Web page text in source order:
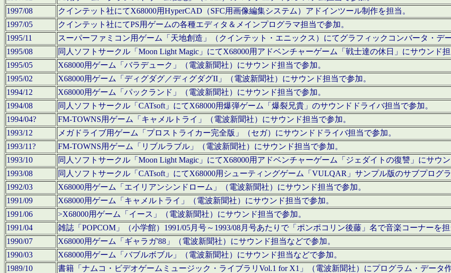
1997/08
クインテット社にてX68000用HyperCAD（SFC用画像編集システム）アドインツール制作を担当。
1997/05
クインテット社にてPS用ゲームの各種エディタ＆メインプログラマ担当で参加。
1995/11
スーパーファミコン用ゲーム「天地創造」（クインテット・エニックス）にてグラフィックコンバータ・デ
1995/08
同人ソフトサークル「Moon Light Magic」にてX68000用アドベンチャーゲーム「戦士達の休日」にサウンド
1995/05
X68000用ゲーム「バラデューク」（電波新聞社）にサウンド担当で参加。
1995/02
X68000用ゲーム「ディグダグ／ディグダグII」（電波新聞社）にサウンド担当で参加。
1994/12
X68000用ゲーム「パックランド」（電波新聞社）にサウンド担当で参加。
1994/08
同人ソフトサークル「CATsoft」にてX68000用爆弾ゲーム「爆裂兄貴」のサウンドドライバ担当で参加。
1994/04?
FM-TOWNS用ゲーム「キャメルトライ」（電波新聞社）にサウンド担当で参加。
1993/12
メガドライブ用ゲーム「プロストライカー完全版」（セガ）にサウンドドライバ担当で参加。
1993/11?
FM-TOWNS用ゲーム「リブルラブル」（電波新聞社）にサウンド担当で参加。
1993/10
同人ソフトサークル「Moon Light Magic」にてX68000用アドベンチャーゲーム「ジェダイトの復讐」にサウ
1993/08
同人ソフトサークル「CATsoft」にてX68000用シューティングゲーム「VULQAR」サンプル版のサブプログ
1992/03
X68000用ゲーム「エイリアンシンドローム」（電波新聞社）にサウンド担当で参加。
1991/09
X68000用ゲーム「キャメルトライ」（電波新聞社）にサウンド担当で参加。
1991/06
>X68000用ゲーム「イース」（電波新聞社）にサウンド担当で参加。
1991/04
雑誌「POPCOM」（小学館）1991/05月号～1993/08月号あたりで「ポンポコリン後藤」名で音楽コーナーを
1990/07
X68000用ゲーム「ギャラガ'88」（電波新聞社）にサウンド担当などで参加。
1990/03
X68000用ゲーム「バブルボブル」（電波新聞社）にサウンド担当などで参加。
1989/10
書籍「ナムコ・ビデオゲームミュージック・ライブラリVol.1 for X1」（電波新聞社）にプログラム・データ